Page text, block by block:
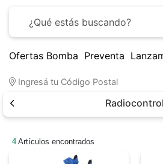
Ofertas Bomba Preventa
Ingresá tu Código Postal
Radiocontrol
4Artículos encontrados